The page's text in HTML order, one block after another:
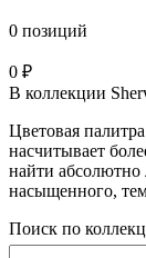
0 позиций
0 ₽
В коллекции
Цветовая
насчитывает
найти абсолютно
насыщенного,
Поиск по